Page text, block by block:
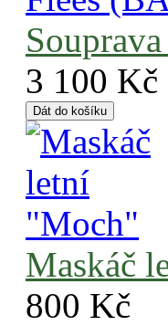
3 100 Kč
Maskáč
800 Kč